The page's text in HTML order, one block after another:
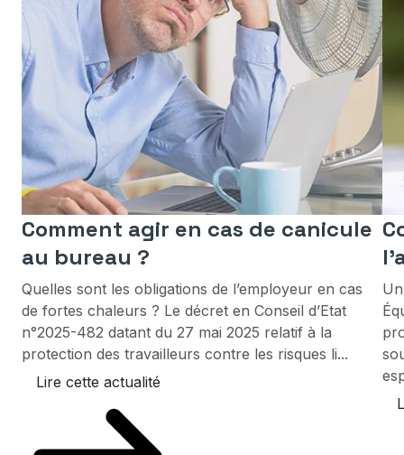
Comment agir en cas de canicule
au bureau ?
Quelles sont les obligations de l’employeur en cas
de fortes chaleurs ? Le décret en Conseil d’Etat
n°2025-482 datant du 27 mai 2025 relatif à la
protection des travailleurs contre les risques li...
Lire cette actualité